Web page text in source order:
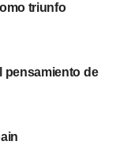
triunfo
pensamiento de